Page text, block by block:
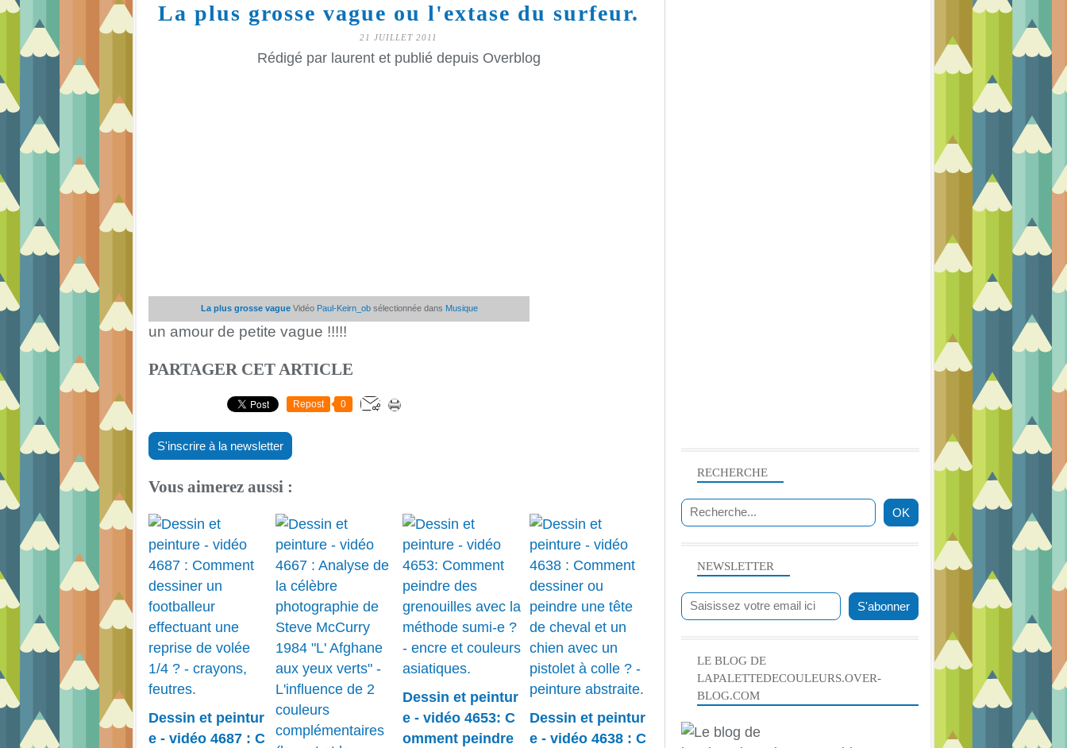
La plus grosse vague ou l'extase du surfeur.
21 JUILLET 2011
Rédigé par laurent et publié depuis Overblog
La plus grosse vagueVidéo Paul-Keirn_obsélectionnée dans Musique
un amour de petite vague !!!!!
PARTAGER CET ARTICLE
Repost 0
S'inscrire à la newsletter
Vous aimerez aussi :
Dessin et peintur
e - vidéo 4687 : C
Dessin et peintur
e - vidéo 4653: C
omment peindre
Dessin et peintur
e - vidéo 4638 : C
NEWSLETTER
RECHERCHE
LE BLOG DE
LAPALETTEDECOULEURS.OVER-
BLOG.COM